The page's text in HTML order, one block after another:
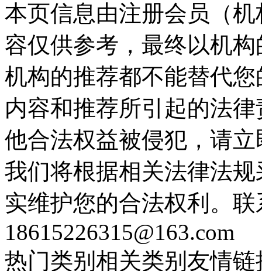
本页信息由注册会员（
容仅供参考，最终以机
机构的推荐都不能替代
内容和推荐所引起的法
他合法权益被侵犯，请
我们将根据相关法律法
实维护您的合法权利。
18615226315@163.com
热门类别 相关类别 友情链